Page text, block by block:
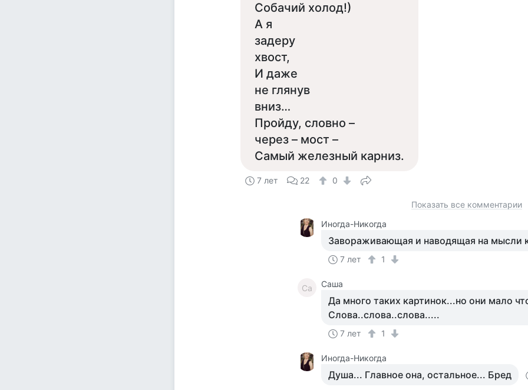
Собачий холод!)
А я
задеру
хвост,
И даже
не глянув
вниз…
Пройду, словно –
через – мост –
Самый железный карниз.
7 лет 22 0
Показать все комментарии
Иногда-Никогда
Завораживающая и наводящая на мысли
7 лет 1
Са Саша
Да много таких картинок...но они мало
Слова..слова..слова.....
7 лет 1
Иногда-Никогда
Душа... Главное она, остальное... Бред